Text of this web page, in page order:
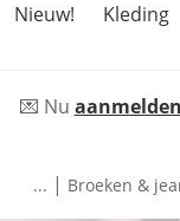
Nieuw!
Kleding
💌 Nu
... | Broeken &